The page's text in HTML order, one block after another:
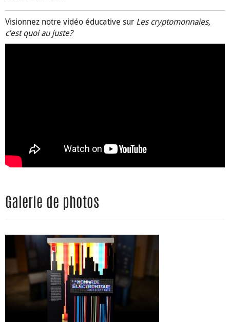
Visionnez notre vidéo éducative sur Les cryptomonnaies,
c’est quoi au juste?
Galerie de photos